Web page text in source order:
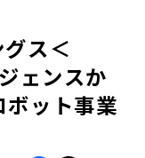
ス＜
ェンスか
ボット事業